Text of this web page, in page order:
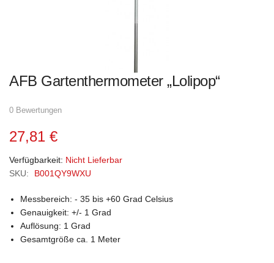
Zum
Anfang
springen
AFB Gartenthermometer „Lolipop“
0 Bewertungen
27,81 €
Verfügbarkeit: Nicht Lieferbar
SKU:
B001QY9WXU
Messbereich: - 35 bis +60 Grad Celsius
Genauigkeit: +/- 1 Grad
Auflösung: 1 Grad
Gesamtgröße ca. 1 Meter